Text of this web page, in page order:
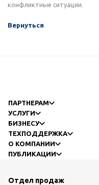
конфликтные ситуации.
Вернуться
ПАРТНЕРАМ
УСЛУГИ
БИЗНЕСУ
ТЕХПОДДЕРЖКА
О КОМПАНИИ
ПУБЛИКАЦИИ
Отдел продаж